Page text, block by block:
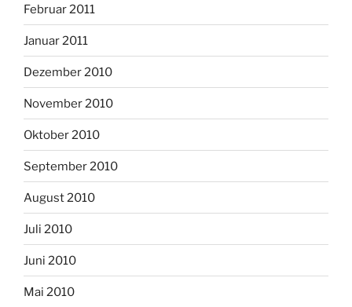
Februar 2011
Januar 2011
Dezember 2010
November 2010
Oktober 2010
September 2010
August 2010
Juli 2010
Juni 2010
Mai 2010